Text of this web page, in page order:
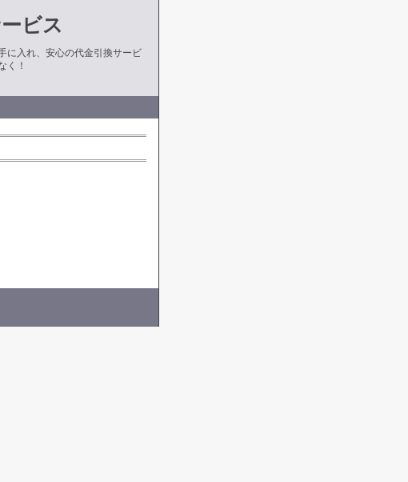
ビス
に入れ、安心の代金引換サービ
く！